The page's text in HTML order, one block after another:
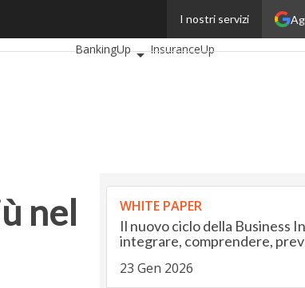
I nostri servizi
AutomotiveUp
BankingUp
InsuranceUp
nel
WHITE PAPER
Il nuovo ciclo della Business
integrare, comprendere,
23 Gen 2026